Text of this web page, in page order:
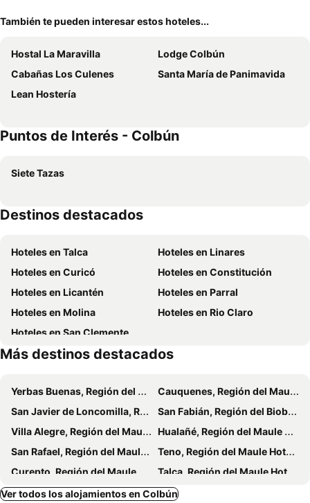
También te pueden interesar estos hoteles...
Hostal La Maravilla
Lodge Colbún
Cabañas Los Culenes
Santa María de Panimavida
Lean Hostería
Puntos de Interés - Colbún
Siete Tazas
Destinos destacados
Hoteles en Talca
Hoteles en Linares
Hoteles en Curicó
Hoteles en Constitución
Hoteles en Licantén
Hoteles en Parral
Hoteles en Molina
Hoteles en Rio Claro
Hoteles en San Clemente
Más destinos destacados
Yerbas Buenas, Región del Maule Hoteles
Cauquenes, Región del Maule Hoteles
San Javier de Loncomilla, Región del Maule Hoteles
San Fabián, Región del Biobío Hoteles
Villa Alegre, Región del Maule Hoteles
Hualañé, Región del Maule Hoteles
San Rafael, Región del Maule Hoteles
Teno, Región del Maule Hoteles
Curepto, Región del Maule Hoteles
Talca, Región del Maule Hoteles
Santa Cruz, Región del Libertador General Bernardo O'Higgins Hoteles
Linares, Región del Maule Hoteles
Ver todos los alojamientos en Colbún